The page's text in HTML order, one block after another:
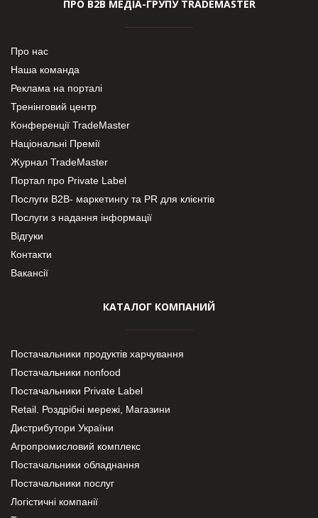
ПРО В2В МЕДІА-ГРУПУ TRADEMASTER
Про нас
Наша команда
Реклама на порталі
Тренінговий центр
Конференції TradeMaster
Національні Премії
Журнал TradeMaster
Портал про Private Label
Послуги В2В- маркетингу та PR для клієнтів
Послуги з надання інформації
Відгуки
Контакти
Вакансії
КАТАЛОГ КОМПАНИЙ
Постачальники продуктів харчування
Постачальники nonfood
Постачальники Private Label
Retail. Роздрібні мережі, Магазини
Дистрибутори України
Агропромисловий комплекс
Постачальники обладнання
Постачальники послуг
Логістичні компанії